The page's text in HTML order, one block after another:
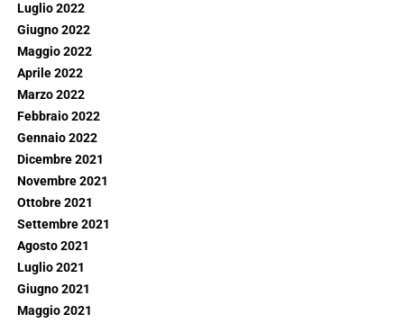
Luglio 2022
Giugno 2022
Maggio 2022
Aprile 2022
Marzo 2022
Febbraio 2022
Gennaio 2022
Dicembre 2021
Novembre 2021
Ottobre 2021
Settembre 2021
Agosto 2021
Luglio 2021
Giugno 2021
Maggio 2021